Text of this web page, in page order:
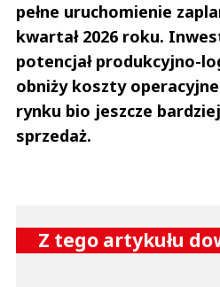
pełne uruchomienie
kwartał 2026 roku.
potencjał produkcyjno-
obniży koszty
rynku bio jeszcze
sprzedaż.
Z tego artykułu